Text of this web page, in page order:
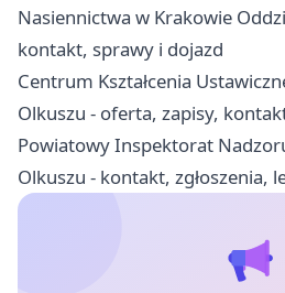
Nasiennictwa w Krakowie
kontakt, sprawy i dojazd
Centrum Kształcenia
Olkuszu - oferta, zapisy,
Powiatowy Inspektorat
Olkuszu - kontakt, zgłoszenia,